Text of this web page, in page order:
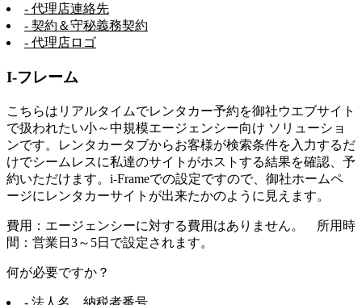
- 代理店連絡先
- 契約＆守秘義務契約
- 代理店ロゴ
I-フレーム
こちらはリアルタイムでレンタカー予約を御社ウエブサイト
で扱われたい小～中規模エージェンシー向け ソリューショ
ンです。レンタカータブからお客様が検索条件を入力するだ
けでシームレスに私達のサイトがホストする結果を確認、予
約いただけます。i-Frameでの設定ですので、御社ホームペ
ージにレンタカーサイトが出来たかのように見えます。
費用：エージェンシーに対する費用はありません。 所用時
間：営業日3～5日で設定されます。
何が必要ですか？
- 法人名、納税者番号